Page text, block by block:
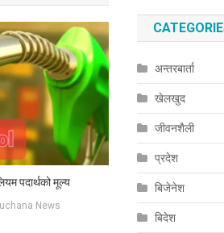
पदार्थको मूल्य
News
अन्तरबार्ता
खेलखुद
जीवनशैली
प्रदेश
बिजेनेश
बिदेश